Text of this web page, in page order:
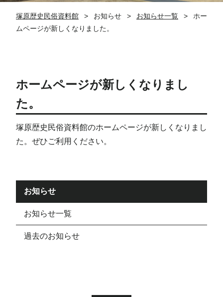
塚原歴史民俗資料館 お知らせ お知らせ一覧
ホー
ムページが新しくなりました。
ホームページが新しくなりまし
た。
塚原歴史民俗資料館のホームページが新しくなりまし
た。ぜひご利用ください。
お知らせ
お知らせ一覧
過去のお知らせ